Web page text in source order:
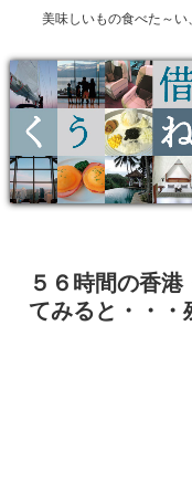
美味しいもの食べた～い
５６時間の香
てみると・・・